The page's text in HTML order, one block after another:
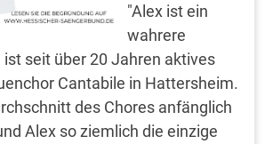
"Alex ist ein
wahrere
ist seit über 20 Jahren aktives
Cantabile in Hattersheim.
des Chores anfänglich
Alex so ziemlich die einzige